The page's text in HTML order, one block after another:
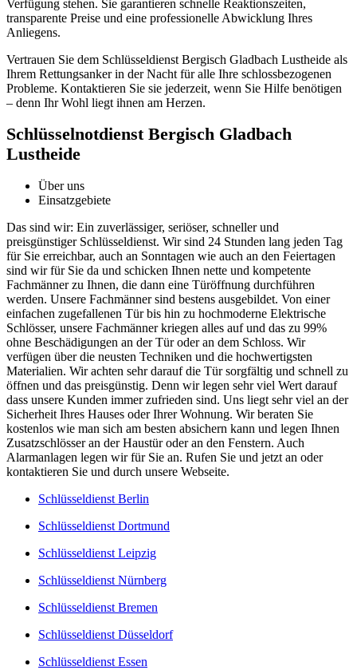
Verfügung stehen.​ Sie garantieren schnelle Reaktionszeiten,
transparente Preise und eine professionelle Abwicklung Ihres
Anliegens.​
Vertrauen Sie dem Schlüsseldienst Bergisch Gladbach Lustheide als
Ihrem Rettungsanker in der Nacht für alle Ihre schlossbezogenen
Probleme.​ Kontaktieren Sie sie jederzeit, wenn Sie Hilfe benötigen
– denn Ihr Wohl liegt ihnen am Herzen.​
Schlüsselnotdienst Bergisch Gladbach
Lustheide
Über uns
Einsatzgebiete
Das sind wir: Ein zuverlässiger, seriöser, schneller und
preisgünstiger Schlüsseldienst. Wir sind 24 Stunden lang jeden Tag
für Sie erreichbar, auch an Sonntagen wie auch an den Feiertagen
sind wir für Sie da und schicken Ihnen nette und kompetente
Fachmänner zu Ihnen, die dann eine Türöffnung durchführen
werden. Unsere Fachmänner sind bestens ausgebildet. Von einer
einfachen zugefallenen Tür bis hin zu hochmoderne Elektrische
Schlösser, unsere Fachmänner kriegen alles auf und das zu 99%
ohne Beschädigungen an der Tür oder an dem Schloss. Wir
verfügen über die neusten Techniken und die hochwertigsten
Materialien. Wir achten sehr darauf die Tür sorgfältig und schnell zu
öffnen und das preisgünstig. Denn wir legen sehr viel Wert darauf
dass unsere Kunden immer zufrieden sind. Uns liegt sehr viel an der
Sicherheit Ihres Hauses oder Ihrer Wohnung. Wir beraten Sie
kostenlos wie man sich am besten absichern kann und legen Ihnen
Zusatzschlösser an der Haustür oder an den Fenstern. Auch
Alarmanlagen legen wir für Sie an. Rufen Sie und jetzt an oder
kontaktieren Sie und durch unsere Webseite.
Schlüsseldienst Berlin
Schlüsseldienst Dortmund
Schlüsseldienst Leipzig
Schlüsseldienst Nürnberg
Schlüsseldienst Bremen
Schlüsseldienst Düsseldorf
Schlüsseldienst Essen